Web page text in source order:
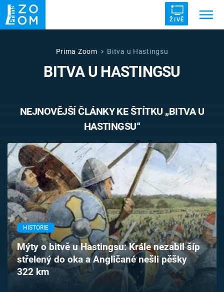
ŽIVĚ
ZRÁDCI UFO DRUHÁ SVĚTOVÁ VÁLKA
VETŘELCI DÁVNOVĚKU
Témata
Pořady
TV Program
Časopis
Sledujte prima+
Prima Zoom Bitva u Hastingsu
BITVA U HASTINGSU
NEJNOVĚJŠÍ ČLÁNKY KE ŠTÍTKU „BITVA U
HASTINGSU“
HISTORIE
Mýty o bitvě u Hastingsu: Krále nezabil šíp
střelený do oka a Angličané nešli pěšky
322 km